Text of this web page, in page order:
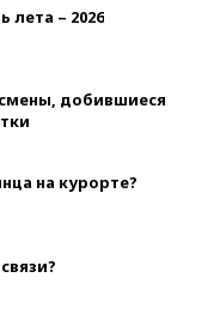
лета – 2026
добившиеся
на курорте?